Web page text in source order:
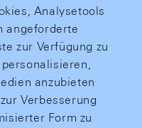
Analysetools
angeforderte
zur Verfügung zu
anzubieten
Verbesserung
Form zu